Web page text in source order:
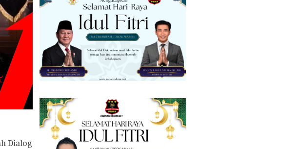
Dialog